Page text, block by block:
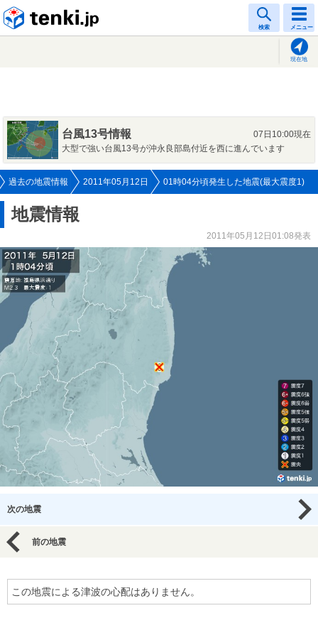
検索 メニュー
現在地
台風13号情報
07日10:00現在
大型で強い台風13号が沖永良部島付近を西に進んでいます
過去の地震情報 2011年05月12日 01時04分頃発生した地震(最大震度1)
地震情報
2011年05月12日01:08発表
次の地震
前の地震
この地震による津波の心配はありません。